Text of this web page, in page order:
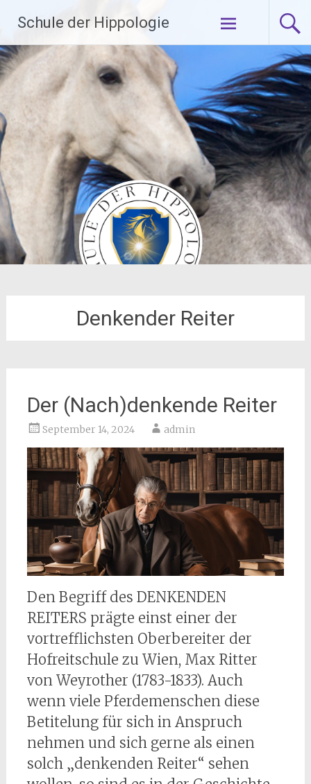
Inhalt
springen
Schule der Hippologie
Denkender Reiter
Der (Nach)denkende Reiter
September 14, 2024 admin
Den Begriff des DENKENDEN
REITERS prägte einst einer der
vortrefflichsten Oberbereiter der
Hofreitschule zu Wien, Max Ritter
von Weyrother (1783-1833). Auch
wenn viele Pferdemenschen diese
Betitelung für sich in Anspruch
nehmen und sich gerne als einen
solch „denkenden Reiter“ sehen